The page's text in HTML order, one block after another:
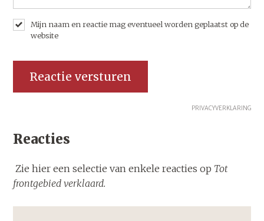
Reacties
Zie hier een selectie van enkele reacties op Tot
frontgebied verklaard.
Mijn naam en reactie mag eventueel worden geplaatst op de
website
PRIVACYVERKLARING